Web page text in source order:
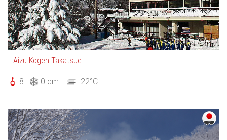
Aizu Kogen Takatsue
8 0 cm 22°C